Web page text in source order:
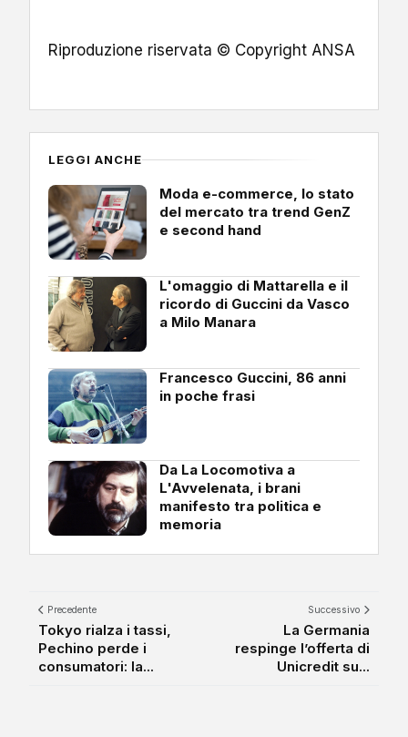
Riproduzione riservata © Copyright ANSA
LEGGI ANCHE
Moda e-commerce, lo stato
del mercato tra trend GenZ
e second hand
L'omaggio di Mattarella e il
ricordo di Guccini da Vasco
a Milo Manara
Francesco Guccini, 86 anni
in poche frasi
Da La Locomotiva a
L'Avvelenata, i brani
manifesto tra politica e
memoria
Precedente
Tokyo rialza i tassi,
Pechino perde i
consumatori: la...
Successivo
La Germania
respinge l’offerta di
Unicredit su...